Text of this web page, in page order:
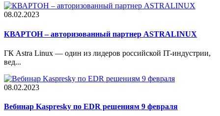
08.02.2023
КВАРТОН – авторизованный партнер ASTRALINUX
ГК Astra Linux — один из лидеров российской IT-индустрии,
вед...
08.02.2023
Вебинар Kaspresky по EDR решениям 9 февраля